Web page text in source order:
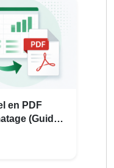
en PDF
(Guide